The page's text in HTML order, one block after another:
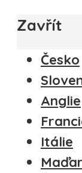
Zavřít
Česko
Anglie
Itálie